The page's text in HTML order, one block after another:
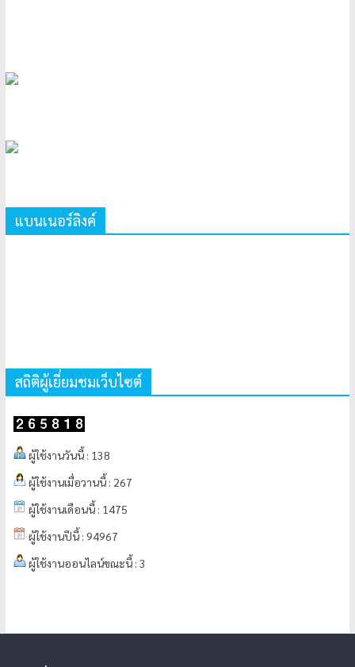
แบนเนอร์ลิงค์
สถิติผู้เยี่ยมชมเว็บไซต์
ผู้ใช้งานวันนี้ : 138
ผู้ใช้งานเมื่อวานนี้ : 267
ผู้ใช้งานเดือนนี้ : 1475
ผู้ใช้งานปีนี้ : 94967
ผู้ใช้งานออนไลน์ขณะนี้ : 3